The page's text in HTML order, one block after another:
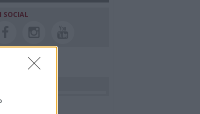
SOCIAL